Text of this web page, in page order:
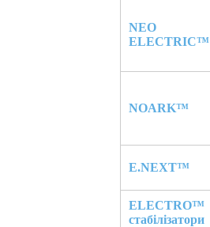
NEO
ELECTRIC™
NOARK™
E.NEXT™
ELECTRO™
стабілізатори